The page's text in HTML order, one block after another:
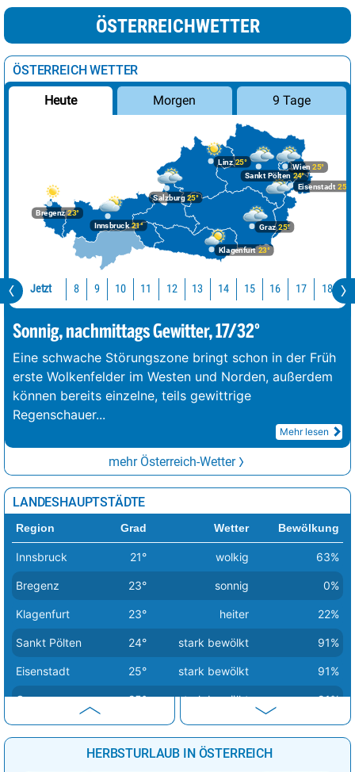
ÖSTERREICHWETTER
ÖSTERREICH WETTER
Heute Morgen 9 Tage
Bregenz23°
Graz25°
Innsbruck 21°
Klagenfurt23°
Linz25°
Salzburg25°
Wien 25°
Eisenstadt 25°
Sankt Pölten24°
Jetzt 8 9 10 11 12 13 14 15 16 17 18
Sonnig, nachmittags Gewitter, 17/32°
Eine schwache Störungszone bringt schon in der Früh
erste Wolkenfelder im Westen und Norden, außerdem
können bereits einzelne, teils gewittrige
Regenschauer...
Mehr lesen
mehr Österreich-Wetter
LANDESHAUPTSTÄDTE
Region Grad Wetter Bewölkung
Innsbruck 21° wolkig 63%
Bregenz 23° sonnig 0%
Klagenfurt 23° heiter 22%
Sankt Pölten 24° stark bewölkt 91%
Eisenstadt 25° stark bewölkt 91%
Graz 25° stark bewölkt 91%
Linz 25° sonnig 9%
25° stark bewölkt
HERBSTURLAUB IN ÖSTERREICH